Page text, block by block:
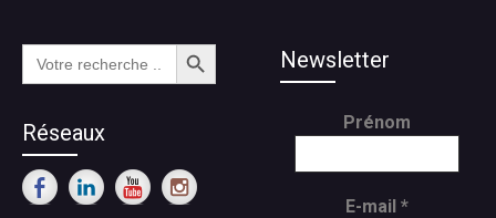
Search
for:
Search Button
Réseaux
Newsletter
Prénom
E-mail *